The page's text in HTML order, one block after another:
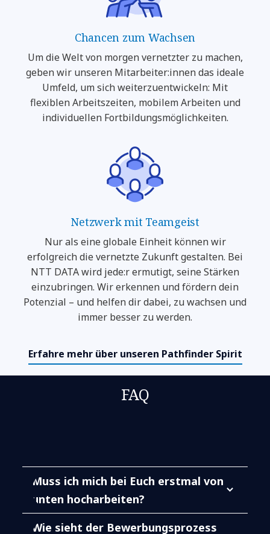
Chancen zum Wachsen
Um die Welt von morgen vernetzter zu machen,
geben wir unseren Mitarbeiter:innen das ideale
Umfeld, um sich weiterzuentwickeln: Mit
flexiblen Arbeitszeiten, mobilem Arbeiten und
individuellen Fortbildungsmöglichkeiten.
Netzwerk mit Teamgeist
Nur als eine globale Einheit können wir
erfolgreich die vernetzte Zukunft gestalten. Bei
NTT DATA wird jede:r ermutigt, seine Stärken
einzubringen. Wir erkennen und fördern dein
Potenzial – und helfen dir dabei, zu wachsen und
immer besser zu werden.
Erfahre mehr über unseren Pathfinder Spirit
FAQ
Muss ich mich bei Euch erstmal von
unten hocharbeiten?
Wie sieht der Bewerbungsprozess